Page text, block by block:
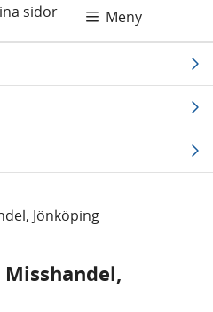
sidor Meny
Jönköping